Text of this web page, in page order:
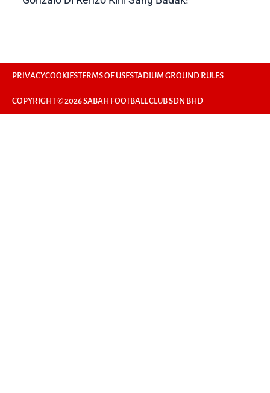
PRIVACYCOOKIESTERMS OF USESTADIUM GROUND RULES
COPYRIGHT © 2026 SABAH FOOTBALL CLUB SDN BHD